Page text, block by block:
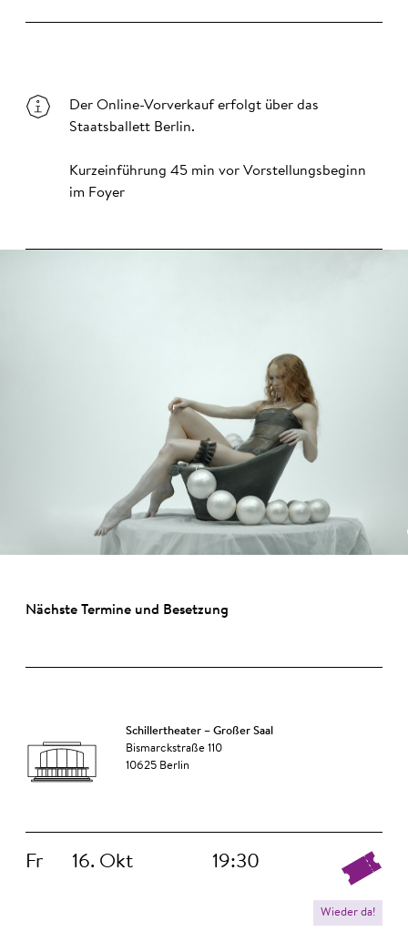
Der Online-Vorverkauf erfolgt über das
Staatsballett Berlin.
Kurzeinführung 45 min vor Vorstellungsbeginn
im Foyer
Nächste Termine und Besetzung
Schillertheater – Großer Saal
Bismarckstraße 110
10625 Berlin
Fr 16. Okt 19:30
Wieder da!